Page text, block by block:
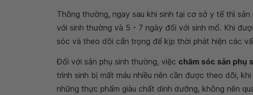
Thông thường, ngay sau khi sinh tại cơ sở y tế thì
với sinh thường và 5 - 7 ngày đối với sinh mổ. Khi
sóc và theo dõi cẩn trọng để kịp thời phát hiện các
Đối với sản phụ sinh thường, việc chăm sóc sản phụ
trình sinh bị mất máu nhiều nên cần được theo dõi,
những thực phẩm giàu chất dinh dưỡng, không nên